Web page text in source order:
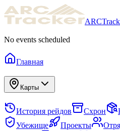
No events scheduled
Главная
Карты
История рейдов Схрон
Убежище
Проекты